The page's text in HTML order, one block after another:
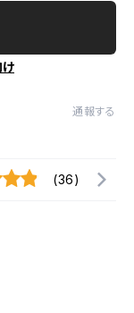
通報する
(36)